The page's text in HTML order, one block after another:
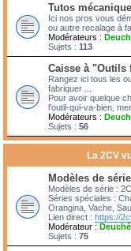
Tutos
Ici nos pros vous
ou autre recalage à
Modérateurs :
Sujets : 113
Caisse à "Outils
Rangez ici tous les
fabriquer ...
Pour avoir quelque
l'outil-qui-va-bien,
Modérateurs :
Sujets : 56
La 2CV
Modèles de
Modèles de série :
Séries spéciales :
Orangina, Vache,
Lien direct : https://
Modérateur :
Sujets : 75